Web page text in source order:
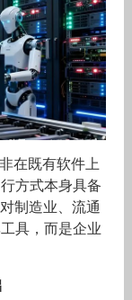
在既有软件上
方式本身具备
制造业、流通
具，而是企业